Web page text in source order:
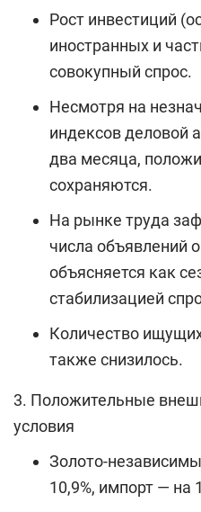
Рост инвестиций
иностранных и
совокупный спрос.
Несмотря на
индексов деловой
два месяца,
сохраняются.
На рынке труда
числа объявлений
объясняется как
стабилизацией
Количество
также снизилось.
3. Положительные
условия
Золото-
10,9%, импорт — на